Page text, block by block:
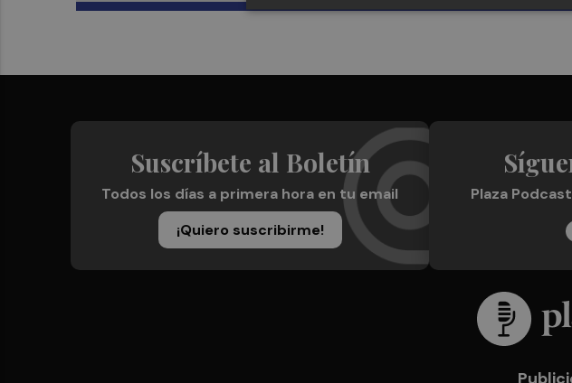
Suscríbete al Boletín
Todos los días a primera hora en tu email
¡Quiero suscribirme!
Plaza